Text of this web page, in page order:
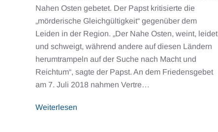
Nahen Osten gebetet. Der Papst kritisierte die
„mörderische Gleichgültigkeit“ gegenüber dem
Leiden in der Region. „Der Nahe Osten, weint, leidet
und schweigt, während andere auf diesen Ländern
herumtrampeln auf der Suche nach Macht und
Reichtum“, sagte der Papst. An dem Friedensgebet
am 7. Juli 2018 nahmen Vertre…
Weiterlesen